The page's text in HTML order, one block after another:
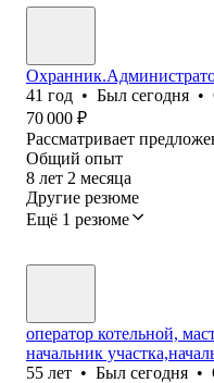
41 год • Был сегодня •
70 000 ₽
Рассматривает
Общий опыт
8 лет 2 месяца
Другие резюме
Ещё 1 резюме
оператор котельной,
начальник
55 лет • Был сегодня •